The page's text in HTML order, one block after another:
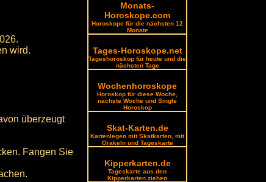
wird.
überzeugt
Fangen Sie
Monats-
Horoskope.com
Horoskope für die nächsten 12
Monate
Tages-Horoskope.net
Tageshoroskop für heute und die
nächsten Tage
Wochenhoroskope
Horoskop für diese Woche,
nächste Woche und Single
Horoskop
Skat-Karten.de
Kartenlegen mit Skatkarten, mit
Orakeln und Tageskarte
Kipperkarten.de
Tageskarte aus den
Kipperkarten ziehen